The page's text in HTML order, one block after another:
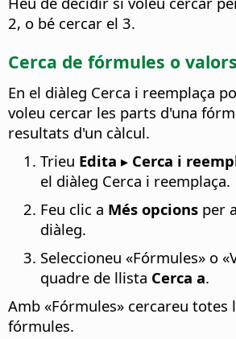
2, o bé cercar el 3.
Cerca de fórmules o valors
En el diàleg Cerca i reemplaça
voleu cercar les parts d'una
resultats d'un càlcul.
Trieu Edita ▸ Cerca i
el diàleg Cerca i reemplaça.
Feu clic a Més opcions per
diàleg.
Seleccioneu «Fórmules» o
quadre de llista Cerca a.
Amb «Fórmules» cercareu totes
fórmules.